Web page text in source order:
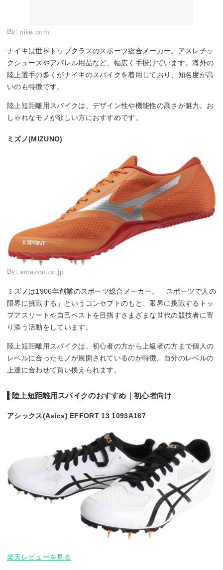
By: nike.com
ナイキは世界トップクラスのスポーツ総合メーカー。アスレチッ
クシューズやアパレル用品など、幅広く手掛けています。海外の
陸上選手の多くがナイキのスパイクを着用しており、知名度が高
いのも特徴です。
陸上短距離用スパイクは、デザイン性や機能性の高さが魅力。お
しゃれなモノが欲しい方におすすめです。
ミズノ(MIZUNO)
By:amazon.co.jp
ミズノは1906年創業のスポーツ総合メーカー。「スポーツで人の
限界に挑戦する」というコンセプトのもと、限界に挑戦するトッ
プアスリートや自己ベストを目指すさまざまな世代の競技者に寄
り添う活動をしています。
陸上短距離用スパイクは、初心者の方から上級者の方まで個人の
レベルに合ったモノが展開されているのが特徴。自分のレベルの
上達に合わせて買い換えられます。
陸上短距離用スパイクのおすすめ｜初心者向け
アシックス(Asics) EFFORT 13 1093A167
楽天レビューを見る